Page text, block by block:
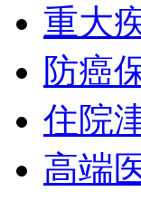
重大
防癌
住院
高端